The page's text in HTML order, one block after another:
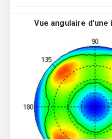
Vue angulaire d'une